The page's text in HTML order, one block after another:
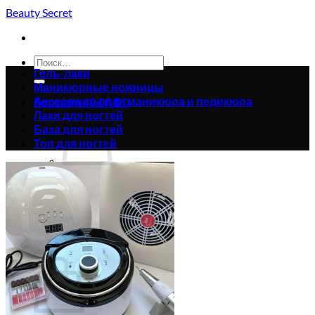
Skip
content
Beauty Secret
Искать:
Корзина /0.00₴0
Корзина пуста.
Вернуться в магазин
Корзина
Гель-лаки
Маникюрные ножницы
Аксессуары для маникюра и педикюра
Лаки для ногтей
База для ногтей
Топ для ногтей